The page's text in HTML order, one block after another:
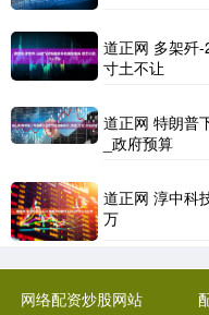
道正网 多架歼
寸土不让
道正网 特朗普
_政府预算
道正网 淳中科
万
网络配资炒股网站